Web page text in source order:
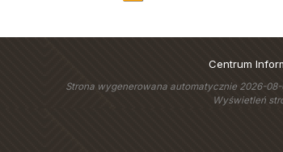
Centrum
Strona wygenerowana automatycznie 2026-08-
Wyświetleń